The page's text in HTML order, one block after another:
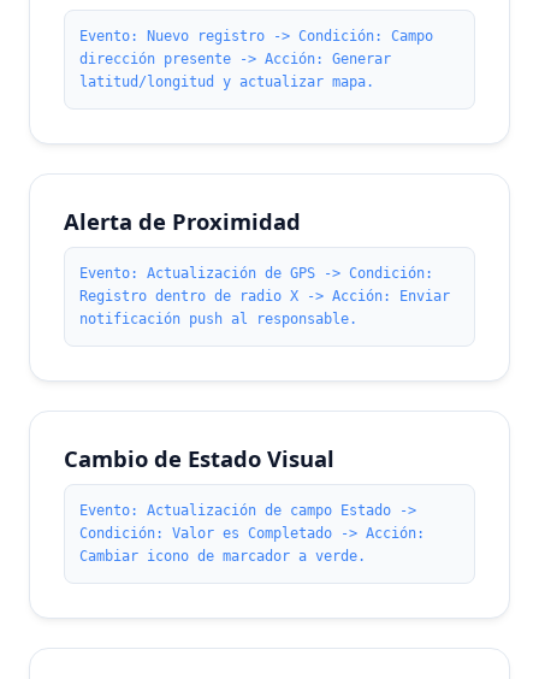
Evento: Nuevo registro -> Condición: Campo
dirección presente -> Acción: Generar
latitud/longitud y actualizar mapa.
Alerta de Proximidad
Evento: Actualización de GPS -> Condición:
Registro dentro de radio X -> Acción: Enviar
notificación push al responsable.
Cambio de Estado Visual
Evento: Actualización de campo Estado ->
Condición: Valor es Completado -> Acción:
Cambiar icono de marcador a verde.